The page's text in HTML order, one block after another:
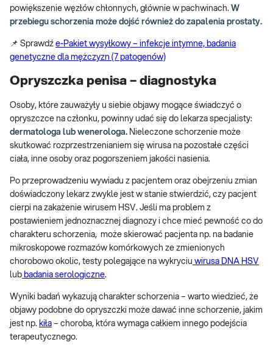
powiększenie węzłów chłonnych, głównie w pachwinach. W
przebiegu schorzenia może dojść również do zapalenia prostaty.
📌 Sprawdź e-Pakiet wysyłkowy – infekcje intymne, badania
genetyczne dla mężczyzn (7 patogenów)
Opryszczka penisa – diagnostyka
Osoby, które zauważyły u siebie objawy mogące świadczyć o
opryszczce na członku, powinny udać się do lekarza specjalisty:
dermatologa lub wenerologa. Nieleczone schorzenie może
skutkować rozprzestrzenianiem się wirusa na pozostałe części
ciała, inne osoby oraz pogorszeniem jakości nasienia.
Po przeprowadzeniu wywiadu z pacjentem oraz obejrzeniu zmian
doświadczony lekarz zwykle jest w stanie stwierdzić, czy pacjent
cierpi na zakażenie wirusem HSV. Jeśli ma problem z
postawieniem jednoznacznej diagnozy i chce mieć pewność co do
charakteru schorzenia, może skierować pacjenta np. na badanie
mikroskopowe rozmazów komórkowych ze zmienionych
chorobowo okolic, testy polegające na wykryciu wirusa DNA HSV
lub badania serologiczne.
Wyniki badań wykazują charakter schorzenia – warto wiedzieć, że
objawy podobne do opryszczki może dawać inne schorzenie, jakim
jest np. kiła – choroba, która wymaga całkiem innego podejścia
terapeutycznego.